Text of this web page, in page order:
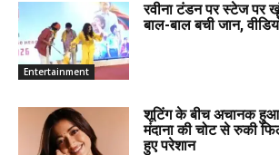
Entertainment
रवीना टंडन पर स्टेज पर
बाल-बाल बची जान,
शूटिंग के बीच अचानक हुआ
मंदाना की चोट से रुकी
हुए परेशान